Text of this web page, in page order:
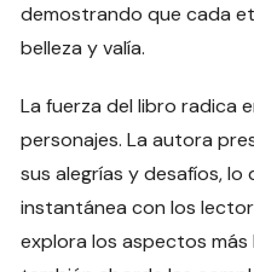
demostrando que cada
belleza y valía.
La fuerza del libro radica
personajes. La autora
sus alegrías y desafíos,
instantánea con los
explora los aspectos más